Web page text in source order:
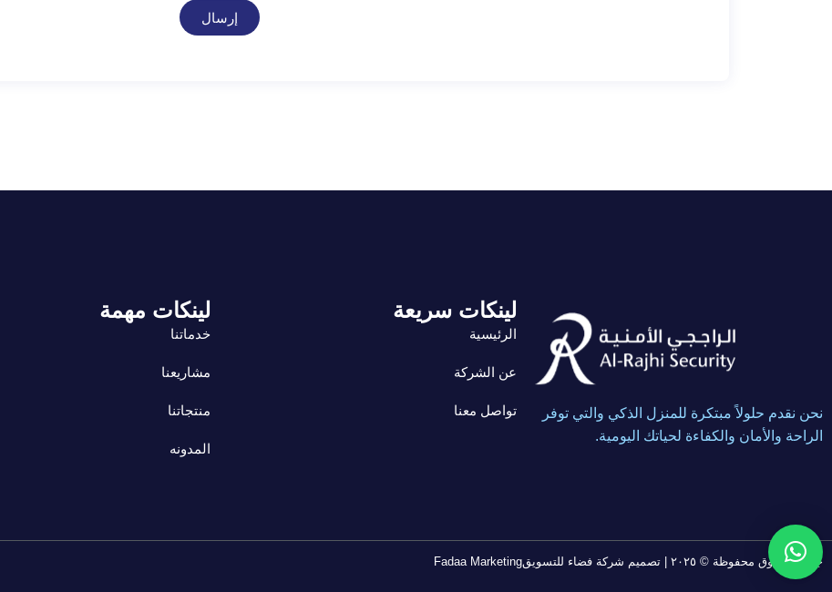
إرسال
نحن نقدم حلولاً مبتكرة للمنزل الذكي والتي توفر
الراحة والأمان والكفاءة لحياتك اليومية.
لينكات سريعة
الرئيسية
عن الشركة
تواصل معنا
لينكات مهمة
خدماتنا
مشاريعنا
منتجاتنا
المدونه
جميع الحقوق محفوظة © ٢٠٢٥ | تصميم شركة فضاء للتسويقFadaa Marketing